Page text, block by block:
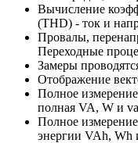
Вычисление
(THD) - ток и
Провалы,
Переходные
Замеры
Отображение
Полное
полная VA, W и
Полное
энергии VAh, Wh